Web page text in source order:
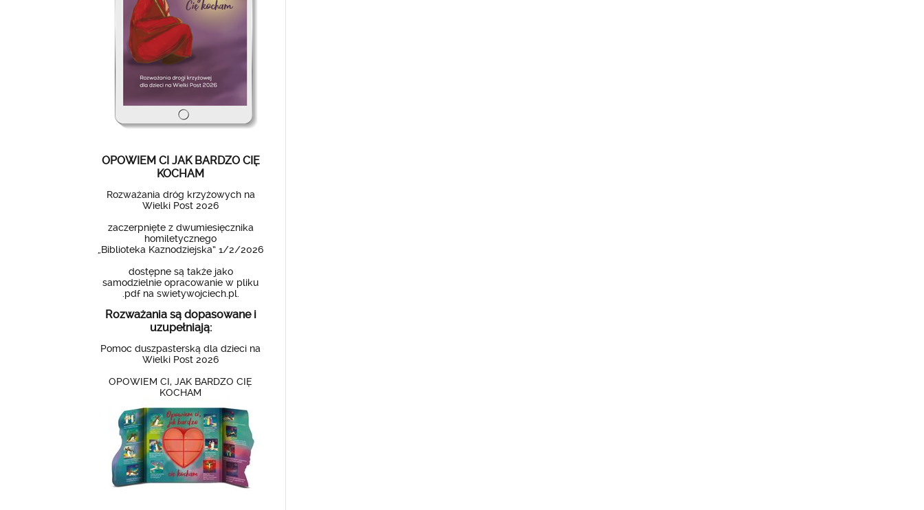
OPOWIEM CI JAK BARDZO CIĘ
KOCHAM
Rozważania dróg krzyżowych na
Wielki Post 2026
zaczerpnięte z dwumiesięcznika
homiletycznego
„Biblioteka Kaznodziejska” 1/2/2026
dostępne są także jako
samodzielnie opracowanie w pliku
.pdf na swietywojciech.pl.
Rozważania są dopasowane i
uzupełniają:
Pomoc duszpasterską dla dzieci na
Wielki Post 2026
OPOWIEM CI, JAK BARDZO CIĘ
KOCHAM